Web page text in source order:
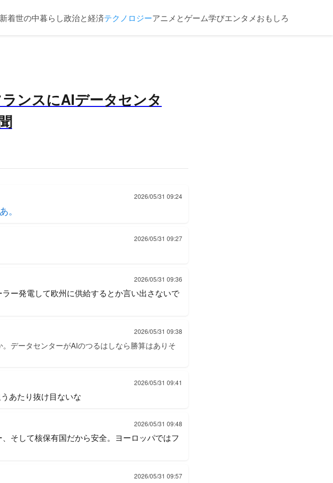
新着世の中暮らし政治と経済テクノロジーアニメとゲーム学びエンタメおもしろ
ンスにAIデータセンタ
2026/05/31 09:24
。
2026/05/31 09:27
2026/05/31 09:36
ー発電して欧州に供給するとか言い出さないで
2026/05/31 09:38
データセンターがAIのつるはしなら勝算はありそ
2026/05/31 09:41
あたり抜け目ないな
2026/05/31 09:48
そして核保有国だから安全。ヨーロッパではフ
2026/05/31 09:57